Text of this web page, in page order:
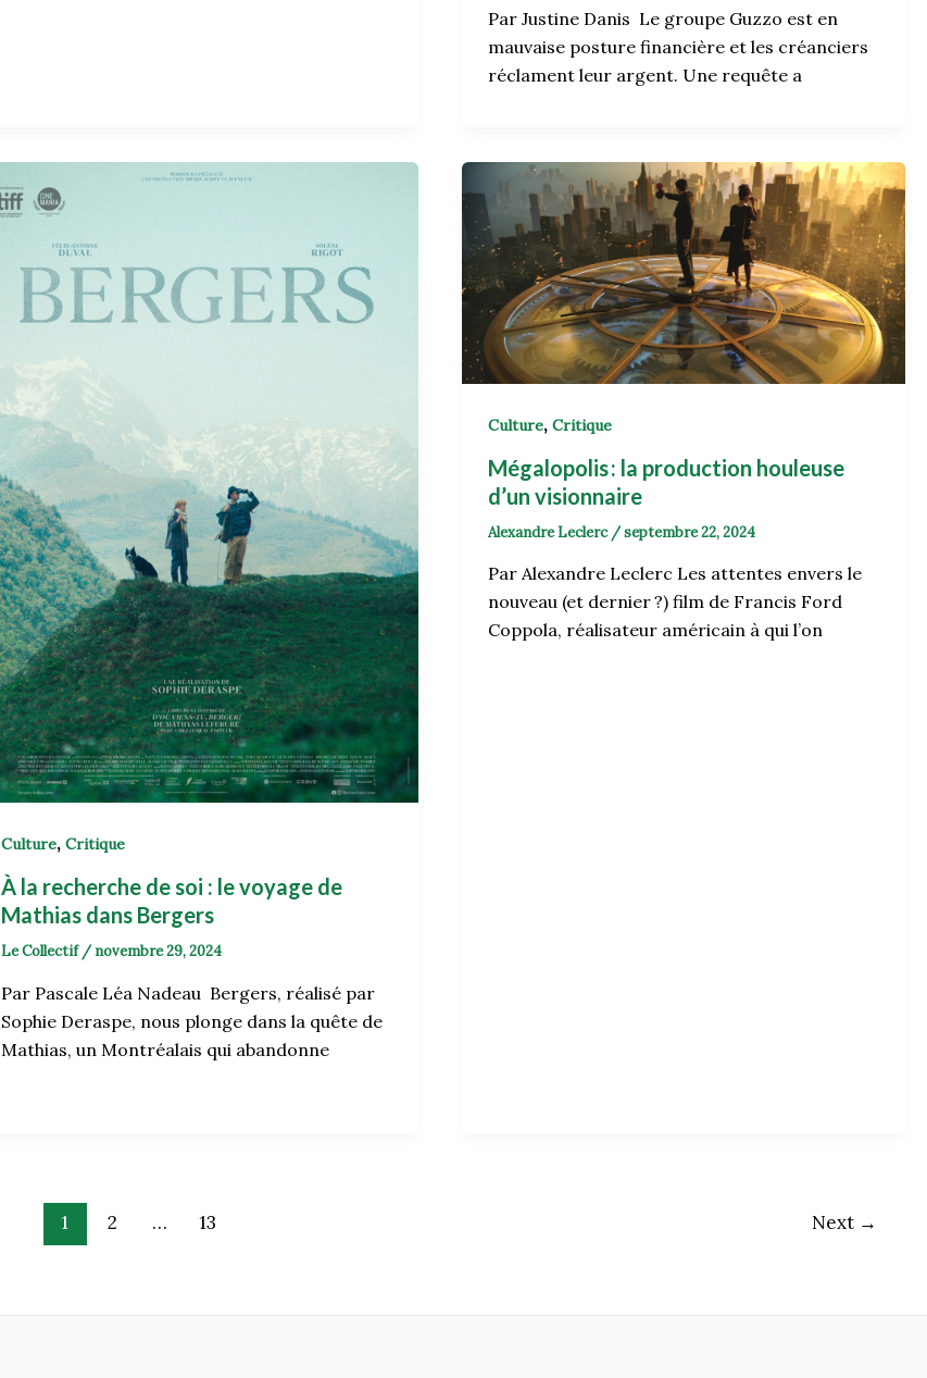
Par Justine Danis Le groupe Guzzo est en
mauvaise posture financière et les créanciers
réclament leur argent. Une requête a
Culture, Critique
À la recherche de soi : le voyage de
Mathias dans Bergers
Le Collectif / novembre 29, 2024
Par Pascale Léa Nadeau Bergers, réalisé par
Sophie Deraspe, nous plonge dans la quête de
Mathias, un Montréalais qui abandonne
Culture, Critique
Mégalopolis : la production houleuse
d’un visionnaire
Alexandre Leclerc /septembre 22, 2024
Par Alexandre Leclerc Les attentes envers le
nouveau (et dernier ?) film de Francis Ford
Coppola, réalisateur américain à qui l’on
1 2 … 13 Next →